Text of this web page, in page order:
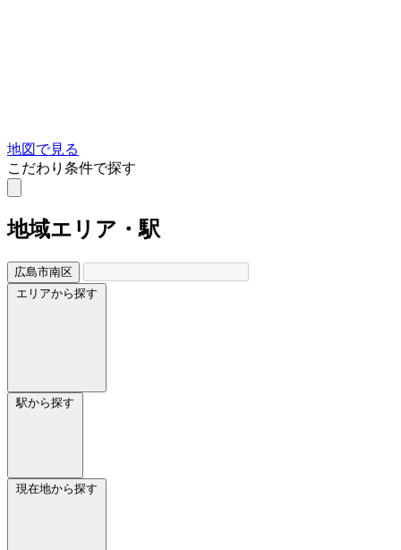
地図で見る
こだわり条件で探す
地域エリア・駅
広島市南区
エリアから探す
駅から探す
現在地から探す